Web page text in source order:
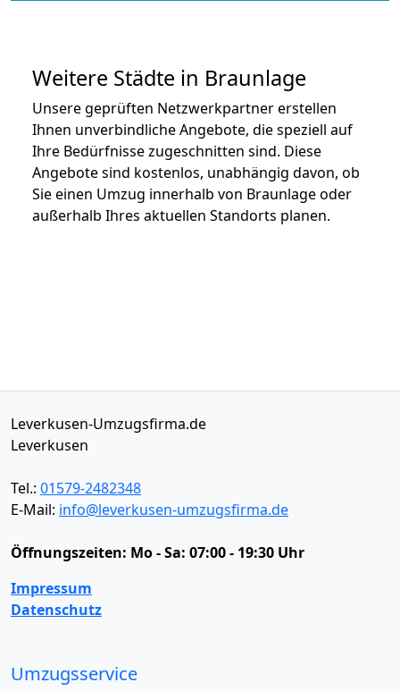
Weitere Städte in Braunlage
Unsere geprüften Netzwerkpartner erstellen
Ihnen unverbindliche Angebote, die speziell auf
Ihre Bedürfnisse zugeschnitten sind. Diese
Angebote sind kostenlos, unabhängig davon, ob
Sie einen Umzug innerhalb von Braunlage oder
außerhalb Ihres aktuellen Standorts planen.
Leverkusen-Umzugsfirma.de
Leverkusen
Tel.: 01579-2482348
E-Mail: info@leverkusen-umzugsfirma.de
Öffnungszeiten: Mo - Sa: 07:00 - 19:30 Uhr
Impressum
Datenschutz
Umzugsservice